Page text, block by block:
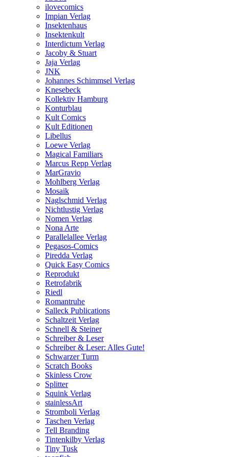
ilovecomics
Impian Verlag
Insektenhaus
Insektenkult
Interdictum Verlag
Jacoby & Stuart
Jaja Verlag
JNK
Johannes Schimmsel Verlag
Knesebeck
Kollektiv Hamburg
Konturblau
Kult Comics
Kult Editionen
Libellus
Loewe Verlag
Magical Familiars
Marcus Repp Verlag
MarGravio
Mohlberg Verlag
Mosaik
Naglschmid Verlag
Nichtlustig Verlag
Nomen Verlag
Nona Arte
Parallelallee Verlag
Pegasos-Comics
Piredda Verlag
Quick Easy Comics
Reprodukt
Retrofabrik
Riedl
Romantruhe
Salleck Publications
Schaltzeit Verlag
Schnell & Steiner
Schreiber & Leser
Schreiber & Leser: Alles Gute!
Schwarzer Turm
Scratch Books
Skinless Crow
Splitter
Squink Verlag
stainlessArt
Stromboli Verlag
Taschen Verlag
Tell Branding
Tintenkilby Verlag
Tiny Tusk